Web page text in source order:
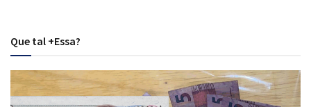
Que tal +Essa?